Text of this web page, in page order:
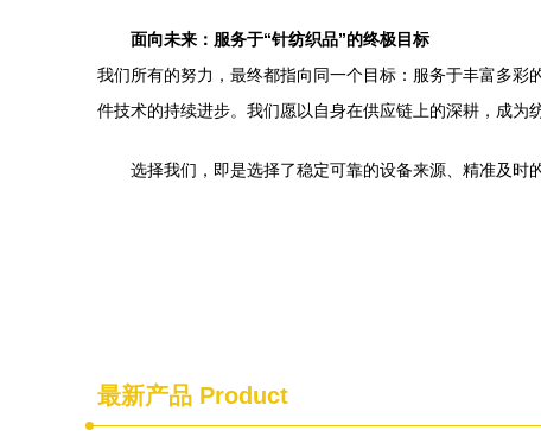
面向未来：服务于“针纺织品”的终极目标
我们所有的努力，最终都指向同一个目标：服务于丰富多彩
件技术的持续进步。我们愿以自身在供应链上的深耕，成为
选择我们，即是选择了稳定可靠的设备来源、精准及时
最新产品 Product